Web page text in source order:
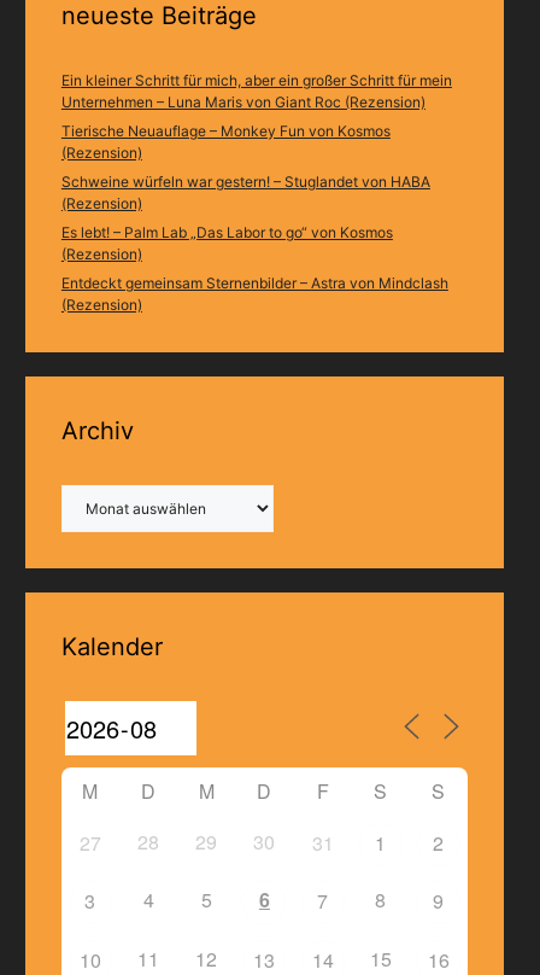
neueste Beiträge
Ein kleiner Schritt für mich, aber ein großer Schritt für mein
Unternehmen – Luna Maris von Giant Roc (Rezension)
Tierische Neuauflage – Monkey Fun von Kosmos
(Rezension)
Schweine würfeln war gestern! – Stuglandet von HABA
(Rezension)
Es lebt! – Palm Lab „Das Labor to go“ von Kosmos
(Rezension)
Entdeckt gemeinsam Sternenbilder – Astra von Mindclash
(Rezension)
Archiv
Kalender
M D M D F S
S
27
28 29 30 31 1 2
3 4 5 6 7 8 9
10 11 12 13 14 15 16